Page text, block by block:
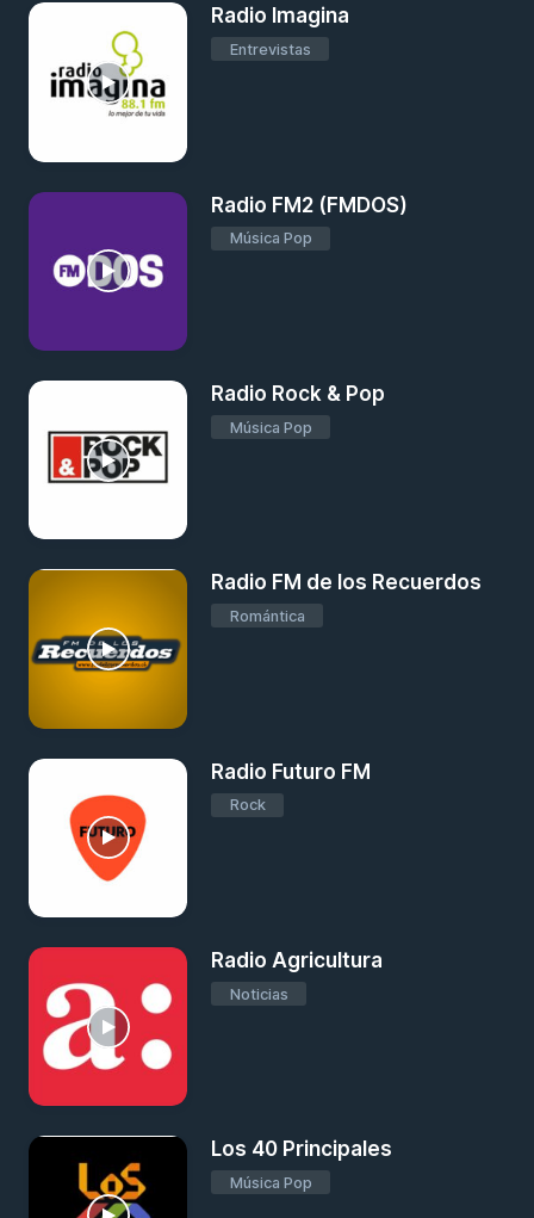
Radio Imagina
Entrevistas
Radio FM2 (FMDOS)
Música Pop
Radio Rock & Pop
Música Pop
Radio FM de los Recuerdos
Romántica
Radio Futuro FM
Rock
Radio Agricultura
Noticias
Los 40 Principales
Música Pop